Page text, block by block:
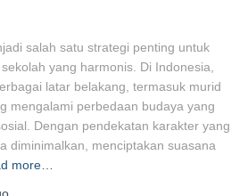
salah satu strategi penting untuk
yang harmonis. Di Indonesia,
latar belakang, termasuk murid
mengalami perbedaan budaya yang
Dengan pendekatan karakter yang
diminimalkan, menciptakan suasana
more…